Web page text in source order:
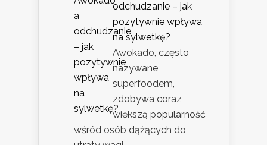
odchudzanie – jak
pozytywnie wpływa
na sylwetkę?
Awokado, często
nazywane
superfoodem,
zdobywa coraz
większą popularność
wśród osób dążących do